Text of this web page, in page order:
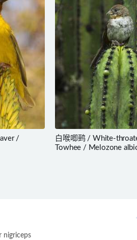
/
白喉唧鹀 / White-
Towhee / Melozone
nigriceps